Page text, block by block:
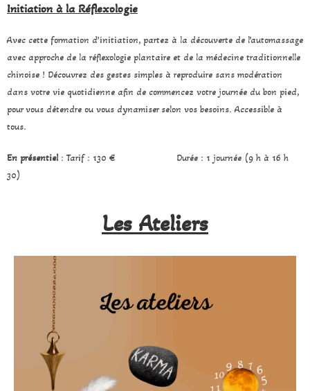
Initiation à la Réflexologie
Avec cette formation d’initiation, partez à la découverte de l’automassage
avec approche de la réflexologie plantaire et de la médecine traditionnelle
chinoise ! Découvrez des gestes simples à reproduire sans modération
dans votre vie quotidienne afin de commencez votre journée du bon pied,
pour vous détendre ou vous dynamiser selon vos besoins.Accessible à
tous.
En présentiel: Tarif : 130 € Durée : 1 journée (9 h à 16 h
30)
Les Ateliers